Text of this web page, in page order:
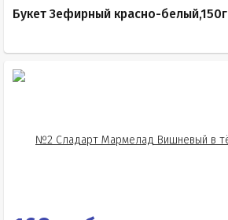
Букет Зефирный красно-белый,150г